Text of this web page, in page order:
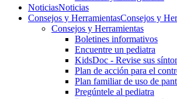
NoticiasNoticias
Consejos y HerramientasConsejos y
Consejos y Herramientas
Boletines informativos
Encuentre un pediatra
KidsDoc - Revise sus
Plan de acción para el
Plan familiar de uso de
Pregúntele al pediatra